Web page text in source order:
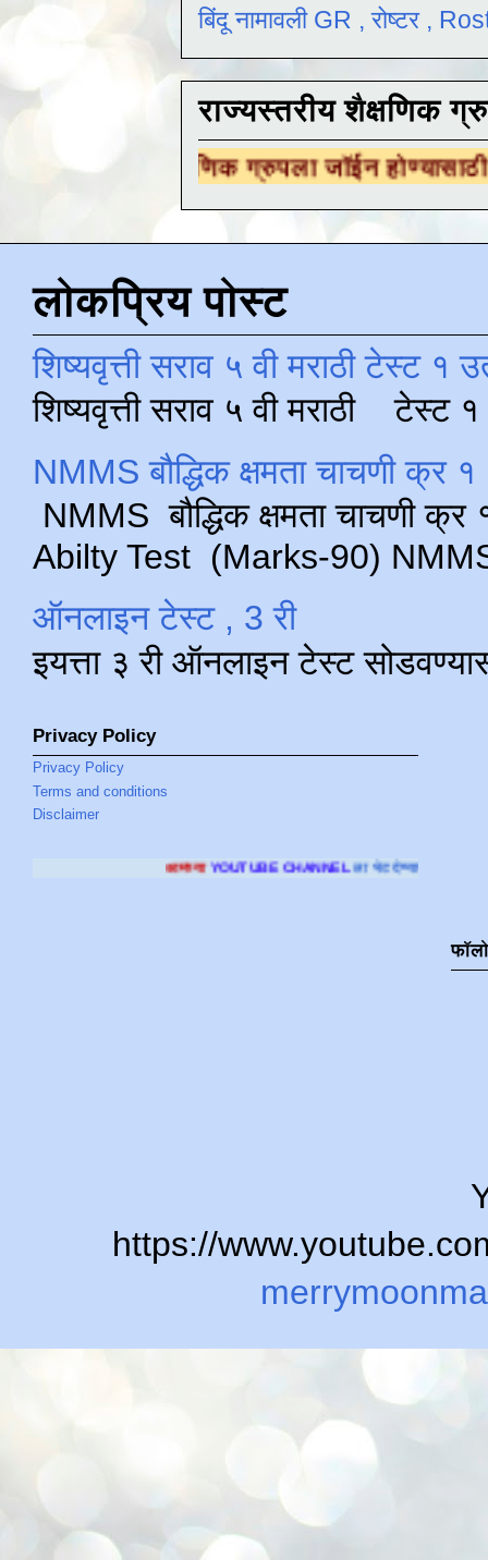
बिंदू नामावली GR , रोष्टर ,
राज्यस्तरीय शैक्षणिक
ग्रुपला जॉईन होण्यासाठीयेथे क्लिक
लोकप्रिय पोस्ट
शिष्यवृत्ती सराव ५ वी मराठी टेस्ट १
शिष्यवृत्ती सराव ५ वी मराठी टेस्ट
NMMS बौद्धिक क्षमता चाचणी क्र
NMMS बौद्धिक क्षमता चाचणी
Abilty Test (Marks-90) NMMS
ऑनलाइन टेस्ट , 3 री
इयत्ता ३ री ऑनलाइन टेस्ट
Privacy Policy
Privacy Policy
Terms and conditions
Disclaimer
YOUTUBE CHANNELला भेट देण्यासाठी क्लिक करा.
https://